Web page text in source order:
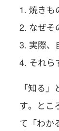
焼きも
なぜそ
実際、
それら
「知る
す。とこ
て「わか